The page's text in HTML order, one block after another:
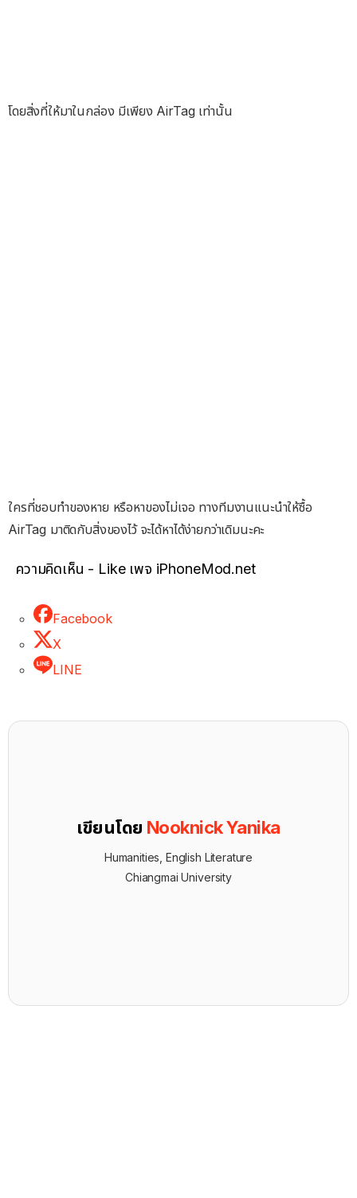
โดยสิ่งที่ให้มาในกล่อง มีเพียง AirTag เท่านั้น
ใครที่ชอบทำของหาย หรือหาของไม่เจอ ทางทีมงานแนะนำให้ซื้อ
AirTag มาติดกับสิ่งของไว้ จะได้หาได้ง่ายกว่าเดิมนะคะ
ความคิดเห็น - Like เพจ iPhoneMod.net
Facebook
X
LINE
เขียนโดย Nooknick Yanika
Humanities, English Literature
Chiangmai University